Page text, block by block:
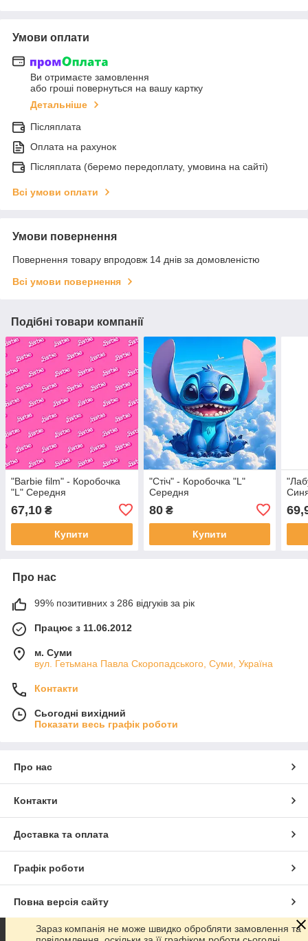
Умови оплати
Ви отримаєте замовлення
або гроші повернуться на вашу картку
Детальніше
Післяплата
Оплата на рахунок
Післяплата (беремо передоплату, умовина на сайті)
Всі умови оплати
Умови повернення
Повернення товару впродовж 14 днів за домовленістю
Всі умови повернення
Подібні товари компанії
"Barbie film" - Коробочка
"L" Середня
67,10 ₴
Купити
"Стіч" - Коробочка "L"
Середня
80₴
Купити
Про нас
99% позитивних з 286 відгуків за рік
Працює з 11.06.2012
м. Суми
вул. Гетьмана Павла Скоропадського, Суми, Україна
Контакти
Сьогодні вихідний
Показати весь графік роботи
Про нас
Контакти
Доставка та оплата
Графік роботи
Повна версія сайту
Сайт створено на маркетплейсіProm.ua
Зараз компанія не може швидко обробляти замовлення та